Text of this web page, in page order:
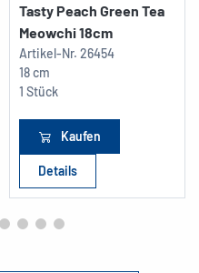
Tasty Peach Green Tea
Meowchi 18cm
Artikel-Nr. 26454
18 cm
1 Stück
Kaufen
Details